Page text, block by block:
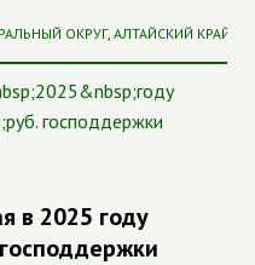
ОКРУГ, АЛТАЙСКИЙ КРАЙ
в 2025 году